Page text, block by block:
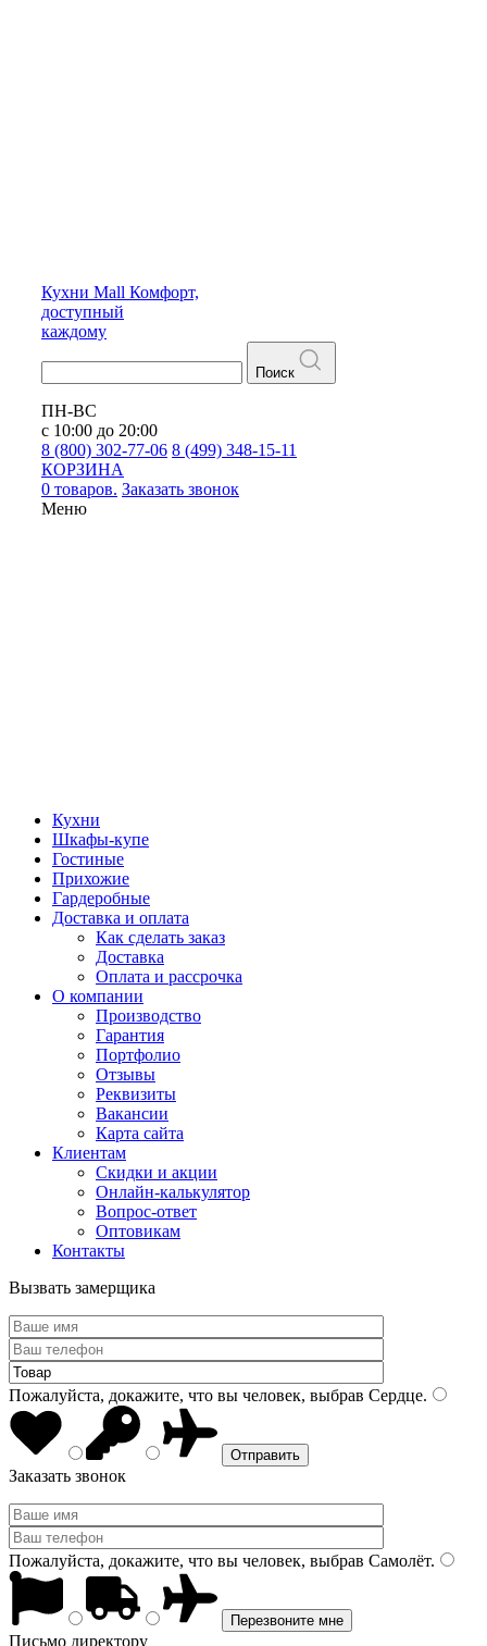
Кухни Mall Комфорт,
доступный
каждому
Поиск
ПН-ВС
с 10:00 до 20:00
8 (800) 302-77-06 8 (499) 348-15-11
КОРЗИНА
0 товаров. Заказать звонок
Меню
Кухни
Шкафы-купе
Гостиные
Прихожие
Гардеробные
Доставка и оплата
Как сделать заказ
Доставка
Оплата и рассрочка
О компании
Производство
Гарантия
Портфолио
Отзывы
Реквизиты
Вакансии
Карта сайта
Клиентам
Скидки и акции
Онлайн-калькулятор
Вопрос-ответ
Оптовикам
Контакты
Вызвать замерщика
Пожалуйста, докажите, что вы человек, выбрав Сердце.
Заказать звонок
Пожалуйста, докажите, что вы человек, выбрав Самолёт.
Письмо директору